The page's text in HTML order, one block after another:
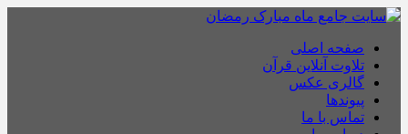
صفحه اصلی
تلاوت آنلاین قرآن
گالری عکس
پیوندها
تماس با ما